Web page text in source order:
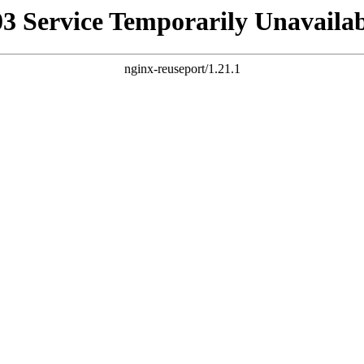
Service Temporarily
nginx-reuseport/1.21.1